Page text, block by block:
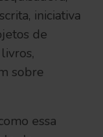
iniciativa
de
sobre
essa